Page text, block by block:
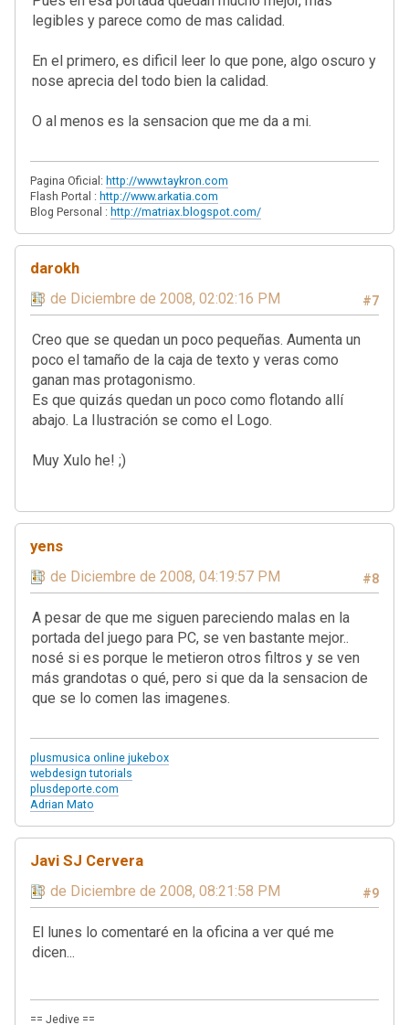
legibles y parece como de mas calidad.
En el primero, es dificil leer lo que pone, algo oscuro y
nose aprecia del todo bien la calidad.
O al menos es la sensacion que me da a mi.
Pagina Oficial: http://www.taykron.com
Flash Portal : http://www.arkatia.com
Blog Personal : http://matriax.blogspot.com/
darokh
#7
13 de Diciembre de 2008, 02:02:16 PM
Creo que se quedan un poco pequeñas. Aumenta un
poco el tamaño de la caja de texto y veras como
ganan mas protagonismo.
Es que quizás quedan un poco como flotando allí
abajo. La Ilustración se como el Logo.
Muy Xulo he! ;)
yens
#8
13 de Diciembre de 2008, 04:19:57 PM
A pesar de que me siguen pareciendo malas en la
portada del juego para PC, se ven bastante mejor..
nosé si es porque le metieron otros filtros y se ven
más grandotas o qué, pero si que da la sensacion de
que se lo comen las imagenes.
plusmusica online jukebox
webdesign tutorials
plusdeporte.com
Adrian Mato
Javi SJ Cervera
#9
13 de Diciembre de 2008, 08:21:58 PM
El lunes lo comentaré en la oficina a ver qué me
dicen...
== Jedive ==